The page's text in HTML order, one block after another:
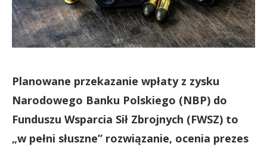
Planowane przekazanie wpłaty z zysku
Narodowego Banku Polskiego (NBP) do
Funduszu Wsparcia Sił Zbrojnych (FWSZ) to
„w pełni słuszne” rozwiązanie, ocenia prezes